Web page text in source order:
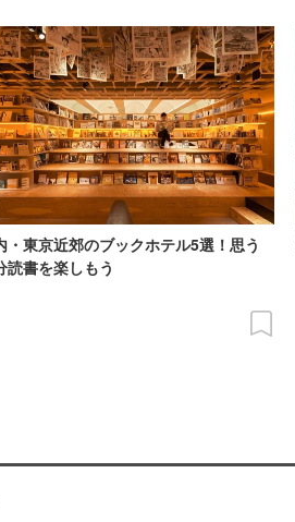
・東京近郊のブックホテル5選！思う
読書を楽しもう